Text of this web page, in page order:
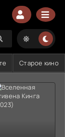
Старое кино